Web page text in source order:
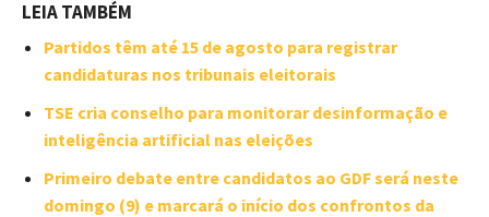
LEIA TAMBÉM
Partidos têm até 15 de agosto para registrar
candidaturas nos tribunais eleitorais
TSE cria conselho para monitorar desinformação e
inteligência artificial nas eleições
Primeiro debate entre candidatos ao GDF será neste
domingo (9) e marcará o início dos confrontos da